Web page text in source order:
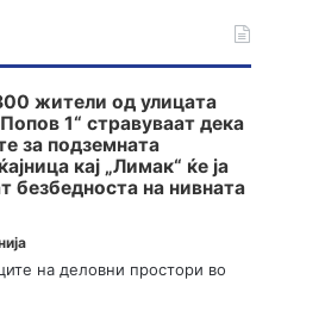
жители од улицата
1“ стравуваат дека
за подземната
кај „Лимак“ ќе ја
безбедноста на нивната
на деловни простори во